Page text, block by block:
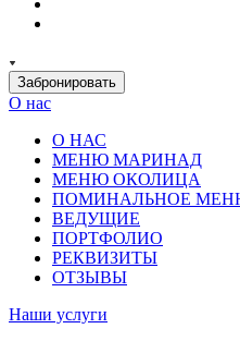
Забронировать
О нас
О НАС
МЕНЮ МАРИНАД
МЕНЮ ОКОЛИЦА
ПОМИНАЛЬНОЕ
ВЕДУЩИЕ
ПОРТФОЛИО
РЕКВИЗИТЫ
ОТЗЫВЫ
Наши услуги